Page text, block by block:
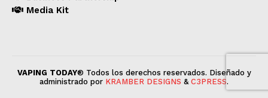
Media Kit
VAPING TODAY® Todos los derechos reservados. Diseñado y
administrado por KRAMBER DESIGNS & C3PRESS.